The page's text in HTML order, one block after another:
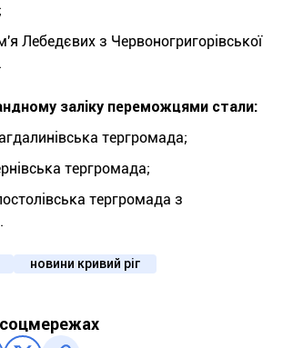
Лебедєвих з Червоногригорівської
заліку переможцями стали:
тергромада;
тергромада;
тергромада з
новини кривий ріг